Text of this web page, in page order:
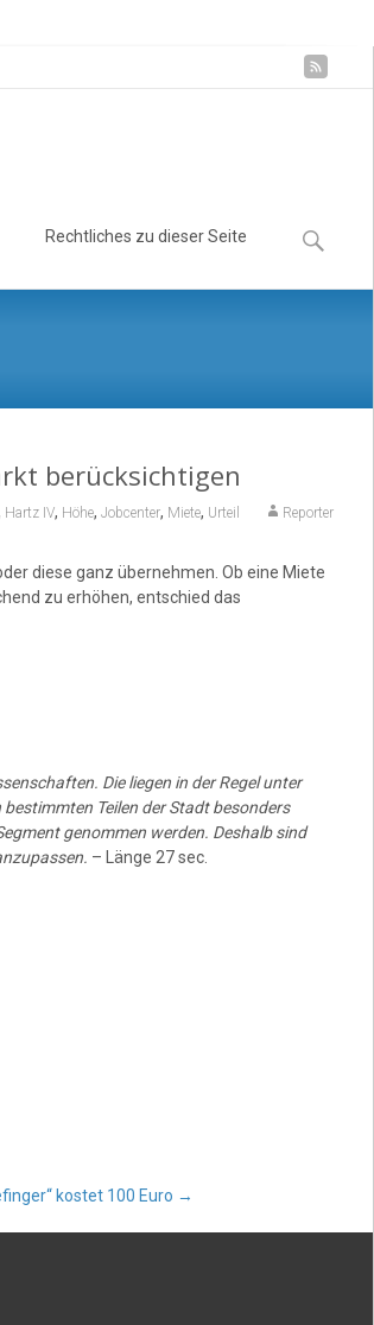
Rechtliches zu dieser Seite
Suchen
nach:
berücksichtigen
Hartz IV, Höhe, Jobcenter, Miete, Urteil Reporter
diese ganz übernehmen. Ob eine Miete
zu erhöhen, entschied das
Die liegen in der Regel unter
Teilen der Stadt besonders
genommen werden. Deshalb sind
– Länge 27 sec.
kostet 100 Euro →